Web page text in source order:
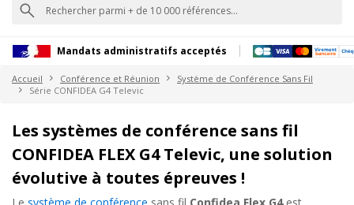
Mandats administratifs acceptés
Accueil Conférence et Réunion
Système de Conférence Sans Fil
Série CONFIDEA G4 Televic
Les systèmes de conférence sans fil
CONFIDEA FLEX G4 Televic, une solution
évolutive à toutes épreuves !
Le système de conférence sans fil Confidea Flex G4est